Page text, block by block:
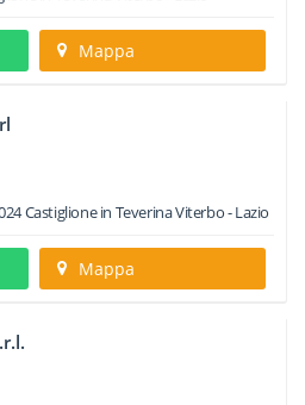
Mappa
Castiglione in TeverinaViterbo -Lazio
Mappa